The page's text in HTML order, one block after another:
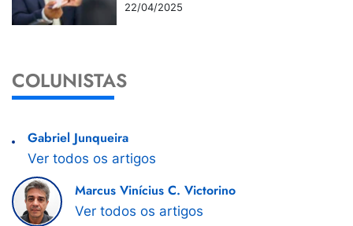
22/04/2025
COLUNISTAS
Gabriel Junqueira
Ver todos os artigos
Marcus Vinícius C. Victorino
Ver todos os artigos